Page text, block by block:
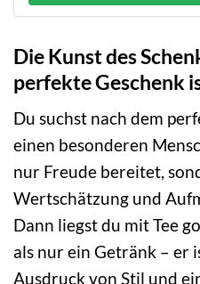
Die Kunst des
perfekte Geschenk
Du suchst nach dem
einen besonderen
nur Freude bereitet,
Wertschätzung und
Dann liegst du mit Tee
als nur ein Getränk – er
Ausdruck von Stil und